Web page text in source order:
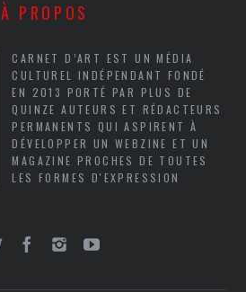
À PROPOS
CARNET D’ART EST UN MÉDIA
CULTUREL INDÉPENDANT FONDÉ
EN 2013 PORTÉ PAR PLUS DE
QUINZE AUTEURS ET RÉDACTEURS
PERMANENTS QUI ASPIRENT À
DÉVELOPPER UN WEBZINE ET UN
MAGAZINE PROCHES DE TOUTES
LES FORMES D'EXPRESSION